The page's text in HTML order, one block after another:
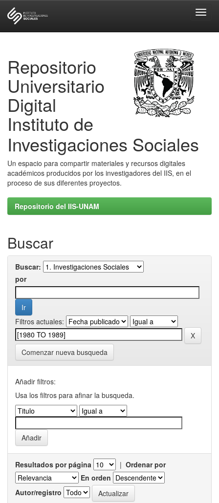
Repositorio
Universitario
Digital
Instituto de
Investigaciones Sociales
Un espacio para compartir materiales y recursos digitales
académicos producidos por los investigadores del IIS, en el
proceso de sus diferentes proyectos.
Repositorio del IIS-UNAM
Buscar
Buscar:
por
Filtros actuales:
Comenzar nueva busqueda
Añadir filtros:
Usa los filtros para afinar la busqueda.
Resultados por página | Ordenar por
En orden
Autor/registro